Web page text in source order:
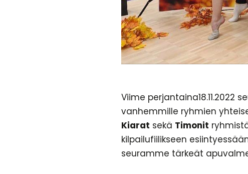
Viime
vanhemmille ryhmien
Kiarat sekä Timonit
kilpailufiilikseen
seuramme tärkeät